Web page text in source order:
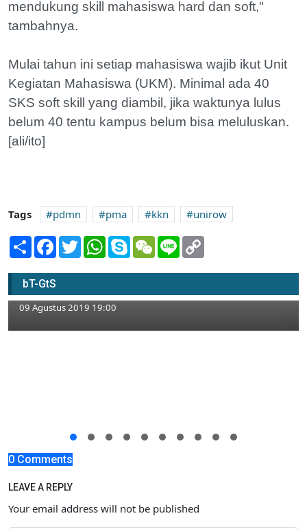
mendukung skill mahasiswa hard dan soft,"
tambahnya.
Mulai tahun ini setiap mahasiswa wajib ikut Unit
Kegiatan Mahasiswa (UKM). Minimal ada 40
SKS soft skill yang diambil, jika waktunya lulus
belum 40 tentu kampus belum bisa meluluskan.
[ali/ito]
Tags pdmn pma kkn
unirow
Share Facebook
TwitterWhatsApp
SkypeWeChatLine
bT-GtS
PK. PMII Sunan Bonang Gelar Pelantikan
dan Halaqoh Pergerakan
09 Agustus 2019 19:00
0 Comments
LEAVE A REPLY
Your email address will not be published